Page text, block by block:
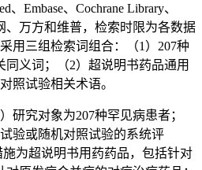
Embase、Cochrane Library、
、万方和维普，检索时限为各数据
用三组检索词组合：（1）207种
义词；（2）超说明书药品通用
照试验相关术语。
研究对象为207种罕见病患者；
验或随机对照试验的系统评
为超说明书用药药品，包括针对